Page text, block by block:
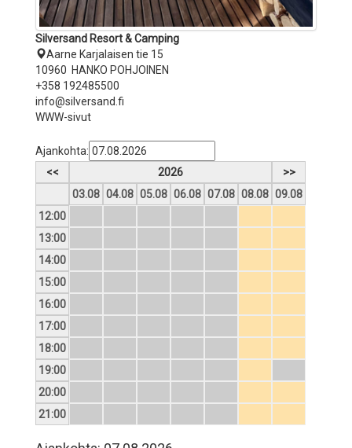
Silversand Resort & Camping
Aarne Karjalaisen tie 15
10960 HANKO POHJOINEN
+358 192485500
info@silversand.fi
WWW-sivut
Ajankohta:
<<
2026
>>
03.08 04.08 05.08 06.08 07.08 08.08 09.08
12:00
13:00
14:00
15:00
16:00
17:00
18:00
19:00
20:00
21:00